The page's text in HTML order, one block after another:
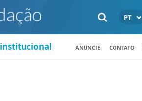
PT
institucional ANUNCIE CONTATO